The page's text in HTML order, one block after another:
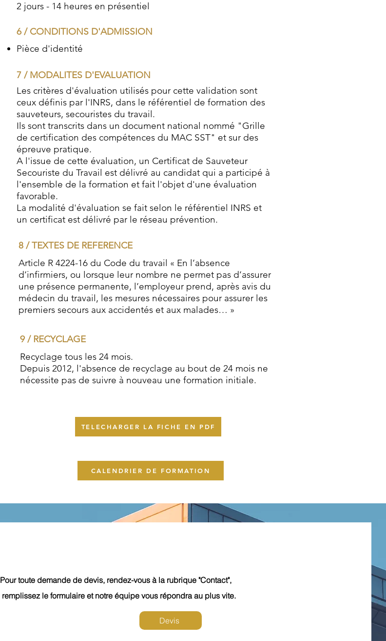
2 jours - 14 heures en présentiel
6 / CONDITIONS D'ADMISSION
Pièce d'identité
7 / MODALITES D'EVALUATION
Les critères d'évaluation utilisés pour cette validation sont
ceux définis par l'INRS, dans le référentiel de formation des
sauveteurs, secouristes du travail.
Ils sont transcrits dans un document national nommé "Grille
de certification des compétences du MAC SST" et sur des
épreuve pratique.
A l'issue de cette évaluation, un Certificat de Sauveteur
Secouriste du Travail est délivré au candidat qui a participé à
l'ensemble de la formation et fait l'objet d'une évaluation
favorable.
La modalité d'évaluation se fait selon le référentiel INRS et
un certificat est délivré par le réseau prévention.
8 / TEXTES DE REFERENCE
Article R 4224-16 du Code du travail « En l’absence
d’infirmiers, ou lorsque leur nombre ne permet pas d’assurer
une présence permanente, l’employeur prend, après avis du
médecin du travail, les mesures nécessaires pour assurer les
premiers secours aux accidentés et aux malades… »
9 / RECYCLAGE
Recyclage tous les 24 mois.
Depuis 2012, l'absence de recyclage au bout de 24 mois ne
nécessite pas de suivre à nouveau une formation initiale.
TELECHARGER LA FICHE EN PDF
CALENDRIER DE FORMATION
Pour toute demande de devis, rendez-vous à la rubrique "Contact",
remplissez le formulaire et notre équipe vous répondra au plus vite.
Devis